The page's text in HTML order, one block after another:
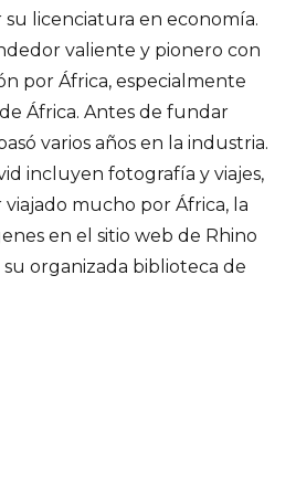
licenciatura en economía.
valiente y pionero con
por África, especialmente
África. Antes de fundar
varios años en la industria.
incluyen fotografía y viajes,
mucho por África, la
en el sitio web de Rhino
organizada biblioteca de